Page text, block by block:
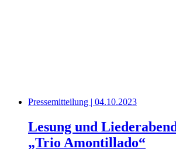
Pressemitteilung | 04.10.2023
Lesung und
„Trio Amontillado“